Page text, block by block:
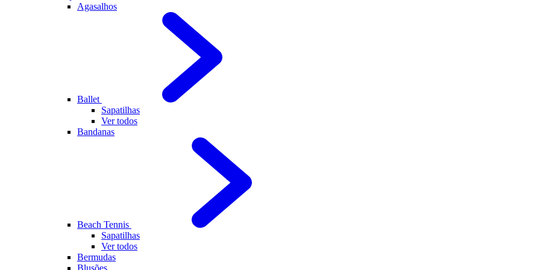
Agasalhos
Ballet
Sapatilhas
Ver todos
Bandanas
Beach Tennis
Sapatilhas
Ver todos
Bermudas
Blusões